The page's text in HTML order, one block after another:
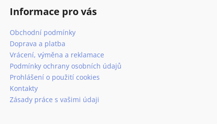
Informace pro vás
Obchodní podmínky
Doprava a platba
Vrácení, výměna a reklamace
Podmínky ochrany osobních údajů
Prohlášení o použití cookies
Kontakty
Zásady práce s vašimi údaji